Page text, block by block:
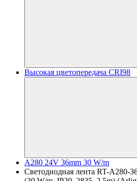
Высокая цветопередача CRI98
A280 24V 36mm 30 W/m
Светодиодная лента RT-A280-